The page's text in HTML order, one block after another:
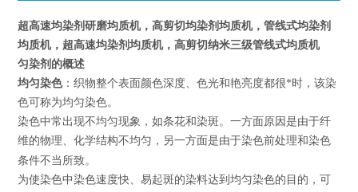
超高速均染剂研磨均质机，高剪切均染剂均质机，管线式均染剂
均质机，超高速均染剂均质机，高剪切纳米三级管线式均质机
匀染剂的概述
均匀染色：织物整个表面颜色深度、色光和艳亮度都很*时，该染
色可称为均匀染色。
染色中常出现不均匀现象，如条花和染斑。一方面原因是由于纤
维的物理、化学结构不均匀，另一方面是由于染色前处理和染色
条件不当所致。
为使染色中染色速度快、易起斑的染料达到均匀染色的目的，可